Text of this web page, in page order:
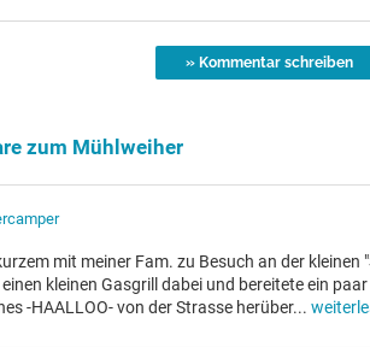
zum Mühlweiher
mit meiner Fam. zu Besuch an der kleinen
kleinen Gasgrill dabei und bereitete ein
-HAALLOO- von der Strasse herüber...